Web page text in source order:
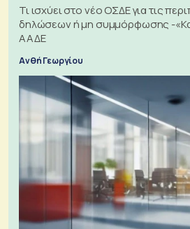
Τι ισχύει στο νέο ΟΣΔΕ για τις
δηλώσεων ή μη συμμόρφωσης -
ΑΑΔΕ
Ανθή Γεωργίου